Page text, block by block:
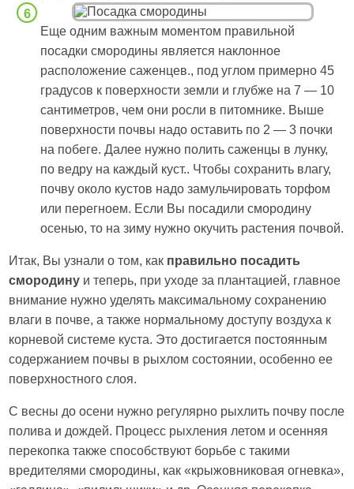
Еще одним важным моментом правильной
посадки смородины является наклонное
расположение саженцев., под углом примерно 45
градусов к поверхности земли и глубже на 7 — 10
сантиметров, чем они росли в питомнике. Выше
поверхности почвы надо оставить по 2 — 3 почки
на побеге. Далее нужно полить саженцы в лунку,
по ведру на каждый куст.. Чтобы сохранить влагу,
почву около кустов надо замульчировать торфом
или перегноем. Если Вы посадили смородину
осенью, то на зиму нужно окучить растения почвой.
Итак, Вы узнали о том, как правильно посадить
смородину и теперь, при уходе за плантацией, главное
внимание нужно уделять максимальному сохранению
влаги в почве, а также нормальному доступу воздуха к
корневой системе куста. Это достигается постоянным
содержанием почвы в рыхлом состоянии, особенно ее
поверхностного слоя.
С весны до осени нужно регулярно рыхлить почву после
полива и дождей. Процесс рыхления летом и осенняя
перекопка также способствуют борьбе с такими
вредителями смородины, как «крыжовниковая огневка»,